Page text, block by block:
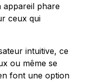
appareil phare
ceux qui
intuitive, ce
ou même se
font une option